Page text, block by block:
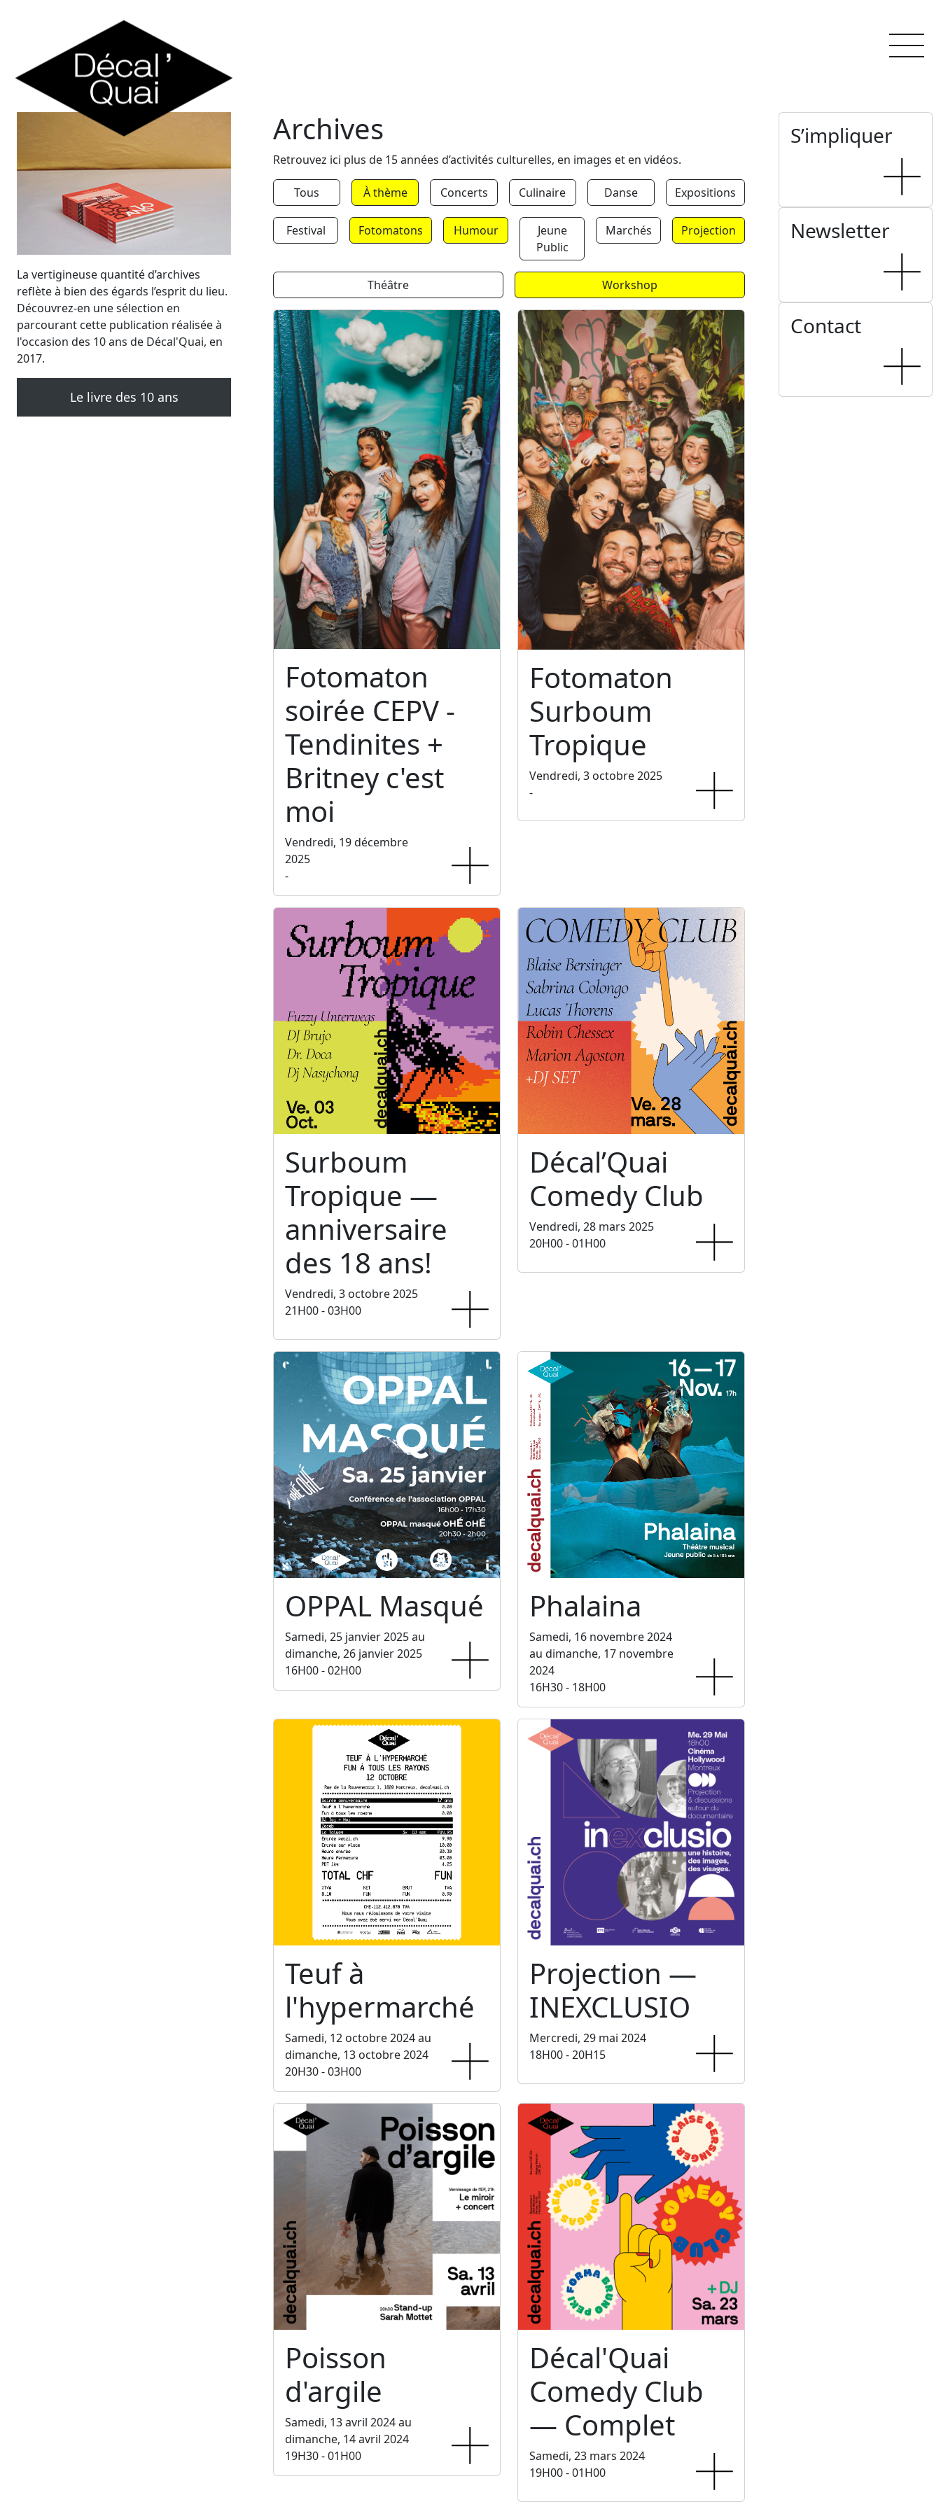
La vertigineuse quantité d’archives
reflète à bien des égards l’esprit du lieu.
Découvrez-en une sélection en
parcourant cette publication réalisée à
l'occasion des 10 ans de Décal'Quai, en
2017.
Le livre des 10 ans
Archives
Retrouvez ici plus de 15 années d’activités culturelles, en images et en vidéos.
Tous À thème Concerts Culinaire Danse Expositions
Festival Fotomatons Humour
Jeune
Public
Marchés Projection
Théâtre Workshop
Fotomaton
soirée CEPV -
Tendinites +
Britney c'est
moi
Vendredi, 19 décembre
2025
-
Fotomaton
Surboum
Tropique
Vendredi, 3 octobre 2025
-
Surboum
Tropique —
anniversaire
des 18 ans!
Vendredi, 3 octobre 2025
21H00 - 03H00
Décal’Quai
Comedy Club
Vendredi, 28 mars 2025
20H00 - 01H00
OPPAL Masqué
Samedi, 25 janvier 2025 au
dimanche, 26 janvier 2025
16H00 - 02H00
Phalaina
Samedi, 16 novembre 2024
au dimanche, 17 novembre
2024
16H30 - 18H00
Teuf à
l'hypermarché
Samedi, 12 octobre 2024 au
dimanche, 13 octobre 2024
20H30 - 03H00
Projection —
INEXCLUSIO
Mercredi, 29 mai 2024
18H00 - 20H15
Poisson
d'argile
Samedi, 13 avril 2024 au
dimanche, 14 avril 2024
19H30 - 01H00
Décal'Quai
Comedy Club
— Complet
Samedi, 23 mars 2024
19H00 - 01H00
S’impliquer
Newsletter
Contact